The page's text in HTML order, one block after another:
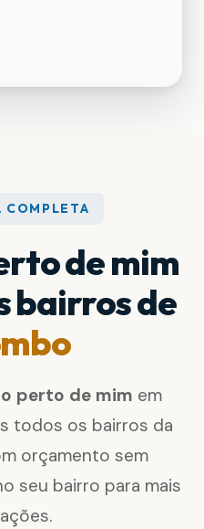
COMPLETA
de mim
bairros de
perto de mim em
todos os bairros da
orçamento sem
seu bairro para mais